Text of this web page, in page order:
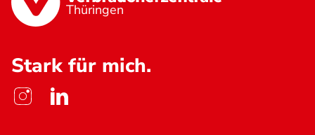
Thüringen
Stark für mich.